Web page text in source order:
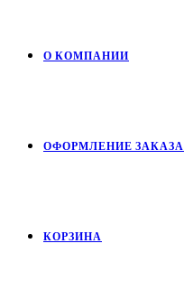
О КОМПАНИИ
ОФОРМЛЕНИЕ ЗАКАЗА
КОРЗИНА